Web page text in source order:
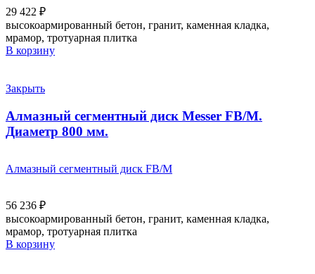
29 422 ₽
высокоармированный бетон, гранит, каменная кладка,
мрамор, тротуарная плитка
В корзину
Закрыть
Алмазный сегментный диск Messer FB/M.
Диаметр 800 мм.
Алмазный сегментный диск FB/M
56 236 ₽
высокоармированный бетон, гранит, каменная кладка,
мрамор, тротуарная плитка
В корзину